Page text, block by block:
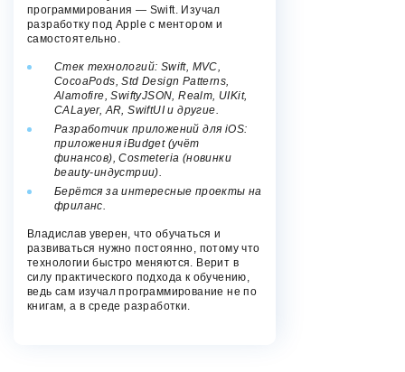
программирования — Swift. Изучал
разработку под Apple с ментором и
самостоятельно.
Стек технологий: Swift, MVC,
CocoaPods, Std Design Patterns,
Alamofire, SwiftyJSON, Realm, UIKit,
CALayer, AR, SwiftUI и другие.
Разработчик приложений для iOS:
приложения iBudget (учёт
финансов), Cosmeteria (новинки
beauty-индустрии).
Берётся за интересные проекты на
фриланс.
Владислав уверен, что обучаться и
развиваться нужно постоянно, потому что
технологии быстро меняются. Верит в
силу практического подхода к обучению,
ведь сам изучал программирование не по
книгам, а в среде разработки.